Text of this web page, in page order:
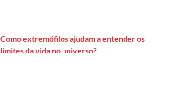
Como extremófilos ajudam a entender os
limites da vida no universo?